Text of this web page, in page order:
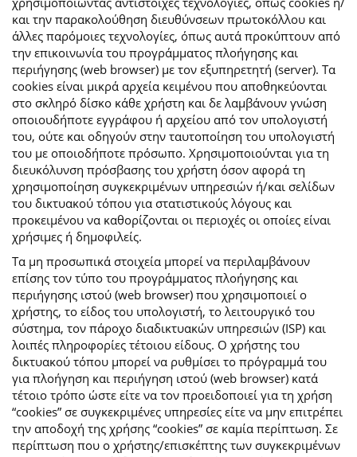
και την παρακολούθηση διευθύνσεων πρωτοκόλλου και
άλλες παρόμοιες τεχνολογίες, όπως αυτά προκύπτουν από
την επικοινωνία του προγράμματος πλοήγησης και
περιήγησης (web browser) με τον εξυπηρετητή (server). Τα
cookies είναι μικρά αρχεία κειμένου που αποθηκεύονται
στο σκληρό δίσκο κάθε χρήστη και δε λαμβάνουν γνώση
οποιουδήποτε εγγράφου ή αρχείου από τον υπολογιστή
του, ούτε και οδηγούν στην ταυτοποίηση του υπολογιστή
του με οποιοδήποτε πρόσωπο. Χρησιμοποιούνται για τη
διευκόλυνση πρόσβασης του χρήστη όσον αφορά τη
χρησιμοποίηση συγκεκριμένων υπηρεσιών ή/και σελίδων
του δικτυακού τόπου για στατιστικούς λόγους και
προκειμένου να καθορίζονται οι περιοχές οι οποίες είναι
χρήσιμες ή δημοφιλείς.
Τα μη προσωπικά στοιχεία μπορεί να περιλαμβάνουν
επίσης τον τύπο του προγράμματος πλοήγησης και
περιήγησης ιστού (web browser) που χρησιμοποιεί ο
χρήστης, το είδος του υπολογιστή, το λειτουργικό του
σύστημα, τον πάροχο διαδικτυακών υπηρεσιών (ISP) και
λοιπές πληροφορίες τέτοιου είδους. Ο χρήστης του
δικτυακού τόπου μπορεί να ρυθμίσει το πρόγραμμά του
για πλοήγηση και περιήγηση ιστού (web browser) κατά
τέτοιο τρόπο ώστε είτε να τον προειδοποιεί για τη χρήση
“cookies” σε συγκεκριμένες υπηρεσίες είτε να μην επιτρέπει
την αποδοχή της χρήσης “cookies” σε καμία περίπτωση. Σε
περίπτωση που ο χρήστης/επισκέπτης των συγκεκριμένων